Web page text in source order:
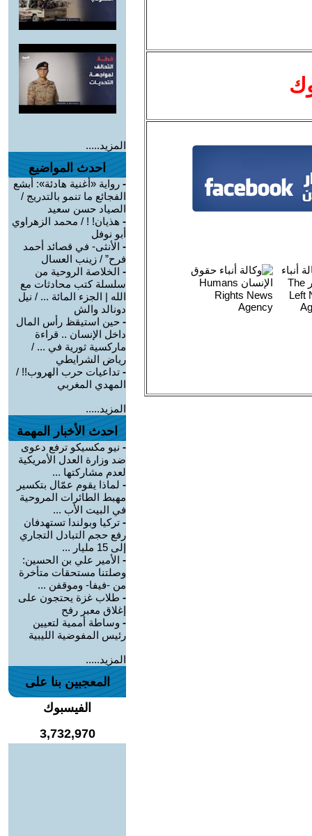
المزيد.....
احدث المواضيع
- رواية «أغنية هادئة»: أبشع
الفجائع ما تنمو بالتدريج /
الصياد حسن سعيد
- هذيان! ! / محمد الزهراوي
أبو نوفل
- الأنثى- في قصائد أحمد
فرح” / زينب العسال
- الخلاصة الروحية من
سلسلة كتب محادثات مع
الله | الجزء المائة ... / نيل
دونالد والش
- حين استيقظ رأس المال
داخل الإنسان .. قراءة
ماركسية ثورية في ... /
رياض الشرايطي
- تداعيات حرب الهروب!! /
المهدي المغربي
المزيد.....
احدث الأخبار المهمة
- نيو مكسيكو ترفع دعوى
ضد وزارة العدل الأمريكية
لعدم مشاركتها ...
- لماذا يقوم عمّال بتكسير
مهبط الطائرات المروحية
في البيت الأب ...
- تركيا وبولندا تستهدفان
رفع حجم التبادل التجاري
إلى 15 مليار ...
- الأمير علي بن الحسين:
وصلتنا مستحقات متأخرة
من -فيفا- وموقفن ...
- طلاب غزة يحتجون على
إغلاق معبر رفح
- وساطة أممية لتعيين
رئيس المفوضية الليبية
المزيد.....
المعجبين بنا على
الفيسبوك
3,732,970